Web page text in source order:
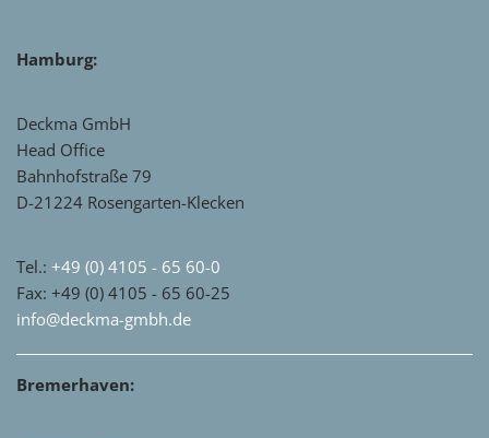
Hamburg:
Deckma GmbH
Head Office
Bahnhofstraße 79
D-21224 Rosengarten-Klecken
Tel.: +49 (0) 4105 - 65 60-0
Fax: +49 (0) 4105 - 65 60-25
info@deckma-gmbh.de
Bremerhaven: